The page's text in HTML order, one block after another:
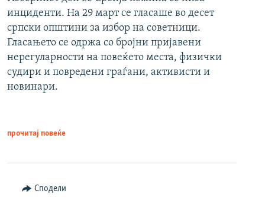
инциденти. На 29 март се гласаше во десет
српски општини за избор на советници.
Гласањето се одржа со бројни пријавени
нерегуларности на повеќето места, физички
судири и повредени граѓани, активисти и
новинари.
прочитај повеќе
Сподели